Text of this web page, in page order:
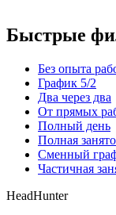
Быстрые
Без опыта
График 5/2
Два через два
От прямых
Полный день
Полная
Сменный
Частичная
HeadHunter